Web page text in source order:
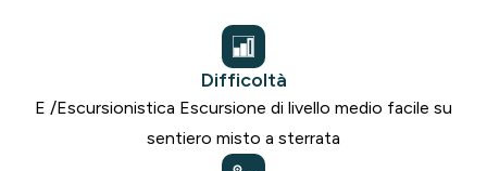
Difficoltà
E /Escursionistica Escursione di livello medio facile su
sentiero misto a sterrata